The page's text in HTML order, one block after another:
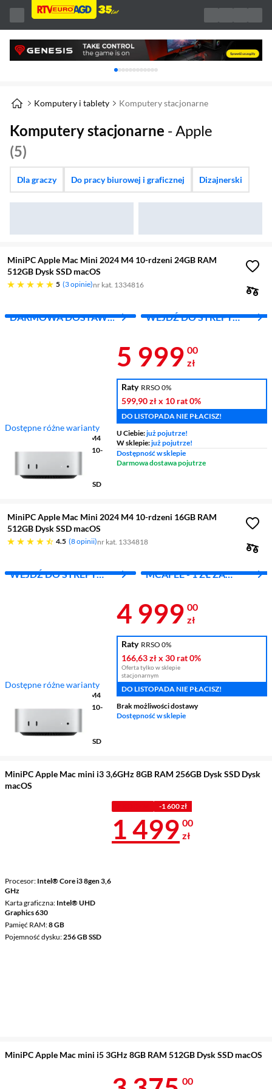
Karuzela z banerami, aktualny element 1 z
Komputery i tablety Komputery stacjonarne
Komputery stacjonarne - Apple
(5)
Dla graczy Do pracy biurowej i graficznej Dizajnerski
MiniPC Apple Mac Mini 2024 M4 10-rdzeni 24GB RAM
512GB Dysk SSD macOS
5
pięć gwiazdek 3 opinie nr kat. 1334816
DARMOWA DOSTAWA
WEJDŹ DO STREFY
Dostępne różne warianty
Apple M4 Series M4
Karta graficzna Apple M4 (10-
Pamięć RAM
512 GB SSD
Cena 5 999
5 999 00
zł
Raty RRSO 0%
599,90 złx 10 rat0%
DO LISTOPADA NIE PŁACISZ!
U Ciebie:już pojutrze!
W sklepie:już pojutrze!
Dostępność w sklepie
Darmowa dostawa pojutrze
MiniPC Apple Mac Mini 2024 M4 10-rdzeni 16GB RAM
512GB Dysk SSD macOS
4.5
4.5 gwiazdek 8 opinii nr kat. 1334818
WEJDŹ DO STREFY
MCAFEE - 1 ZŁ ZA
Dostępne różne warianty
Apple M4 Series M4
Karta graficzna Apple M4 (10-
Pamięć RAM
512 GB SSD
Cena 4 999
4 999 00
zł
Raty RRSO 0%
166,63 złx 30 rat0%
Oferta tylko w sklepie
stacjonarnym
DO LISTOPADA NIE PŁACISZ!
Brak możliwości dostawy
Dostępność w sklepie
MiniPC Apple Mac mini i3 3,6GHz 8GB RAM 256GB Dysk SSD Dysk
macOS
Procesor Intel® Core i3 8gen 3,6
GHz
Karta graficzna Intel® UHD
Graphics 630
Pamięć RAM 8 GB
Pojemność dysku 256 GB SSD
-1 600 zł
Cena 1 499 zł
1 499 00
zł
MiniPC Apple Mac mini i5 3GHz 8GB RAM 512GB Dysk SSD macOS
00